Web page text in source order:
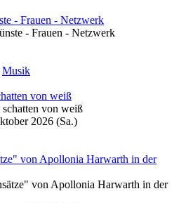
- Frauen - Netzwerk
Musik
von weiß
2026 (Sa.)
von Apollonia Harwarth in der